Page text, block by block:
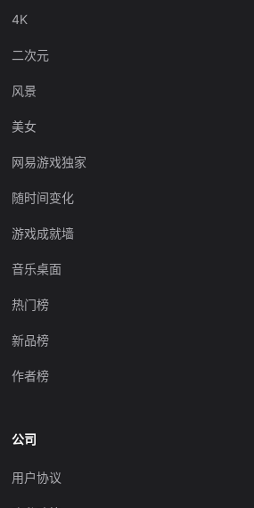
4K
二次元
风景
美女
网易游戏独家
随时间变化
游戏成就墙
音乐桌面
热门榜
新品榜
作者榜
公司
用户协议